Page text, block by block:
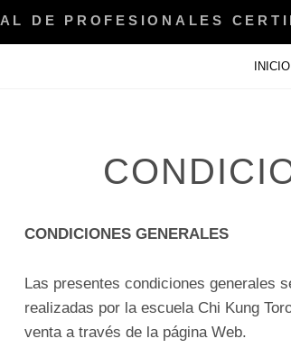
DE PROFESIONALES
INICIO
CONDICIONES GENERALES
Las presentes condiciones generales
realizadas por la escuela Chi Kung
venta a través de la página Web.